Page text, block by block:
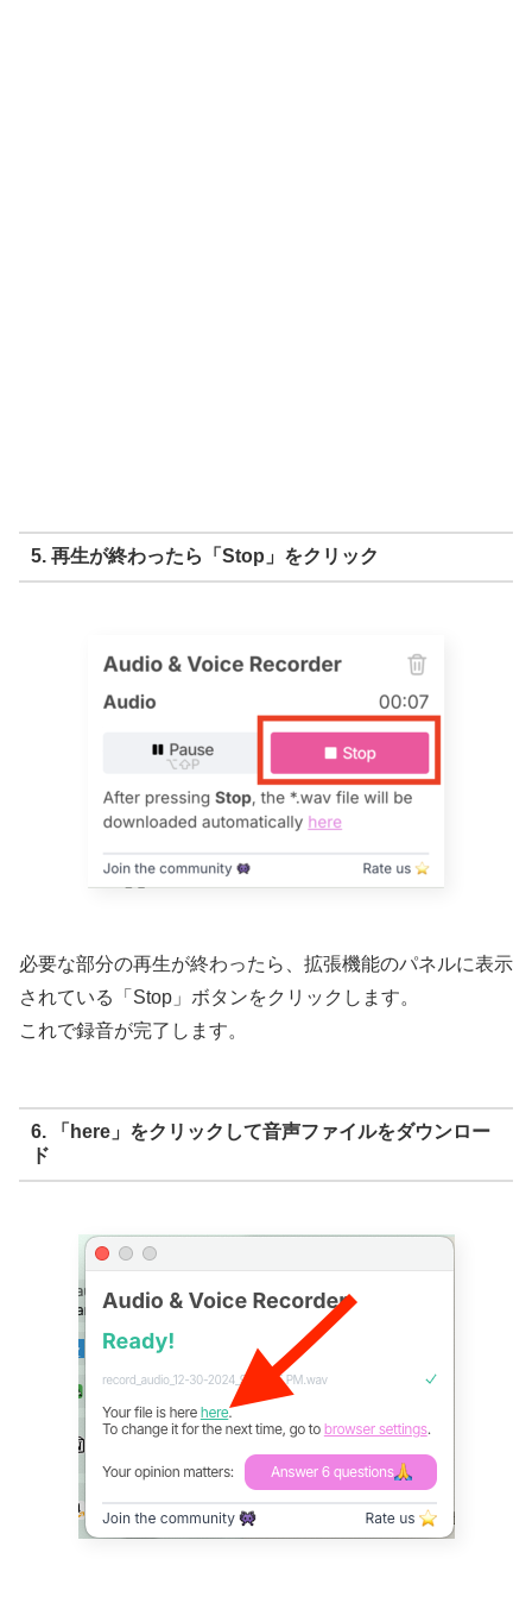
5. 再生が終わったら「Stop」をクリック
必要な部分の再生が終わったら、拡張機能のパネルに表示
されている「Stop」ボタンをクリックします。
これで録音が完了します。
6. 「here」をクリックして音声ファイルをダウンロー
ド